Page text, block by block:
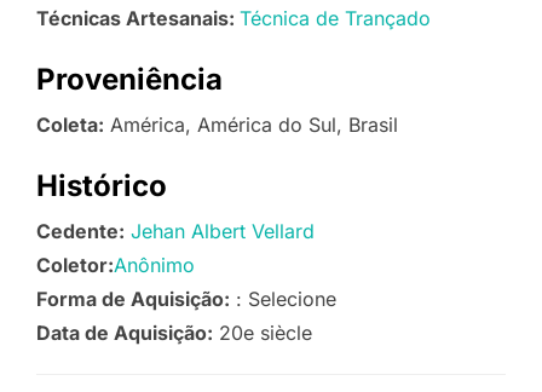
Técnicas Artesanais: Técnica de Trançado
Proveniência
Coleta: América, América do Sul, Brasil
Histórico
Cedente: Jehan Albert Vellard
Coletor:Anônimo
Forma de Aquisição: : Selecione
Data de Aquisição: 20e siècle